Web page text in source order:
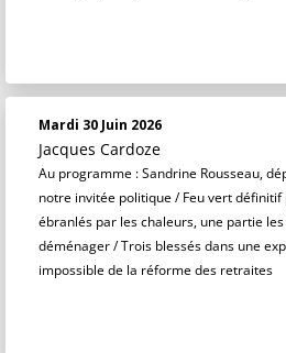
Mardi 30 Juin 2026
Jacques Cardoze
Au programme : Sandrine Rousseau,
notre invitée politique / Feu vert définitif
ébranlés par les chaleurs, une partie
déménager / Trois blessés dans une
impossible de la réforme des retraites